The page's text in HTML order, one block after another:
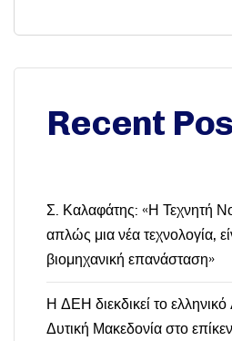
Recent
Σ. Καλαφάτης: «Η Τεχνητή
απλώς μια νέα τεχνολογία,
βιομηχανική επανάσταση»
Η ΔΕΗ διεκδικεί το
Δυτική Μακεδονία στο